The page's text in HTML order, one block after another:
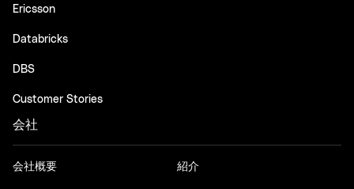
Ericsson
Databricks
DBS
Customer Stories
会社
会社概要 紹介